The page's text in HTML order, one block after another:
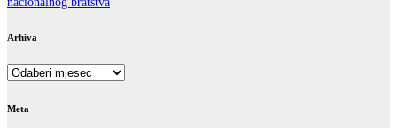
Arhiva
Arhiva
Meta